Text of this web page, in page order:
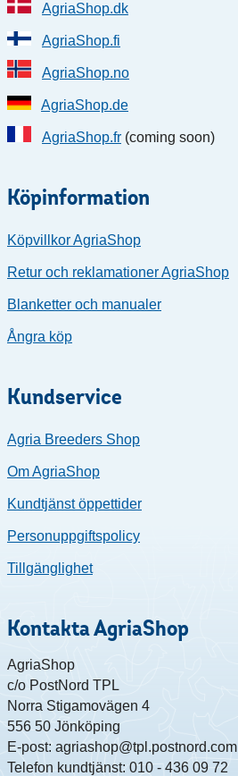
AgriaShop.dk
AgriaShop.fi
AgriaShop.no
AgriaShop.de
AgriaShop.fr (coming soon)
Köpinformation
Köpvillkor AgriaShop
Retur och reklamationer AgriaShop
Blanketter och manualer
Ångra köp
Kundservice
Agria Breeders Shop
Om AgriaShop
Kundtjänst öppettider
Personuppgiftspolicy
Tillgänglighet
Kontakta AgriaShop
AgriaShop
c/o PostNord TPL
Norra Stigamovägen 4
556 50 Jönköping
E-post: agriashop@tpl.postnord.com
Telefon kundtjänst: 010 - 436 09 72